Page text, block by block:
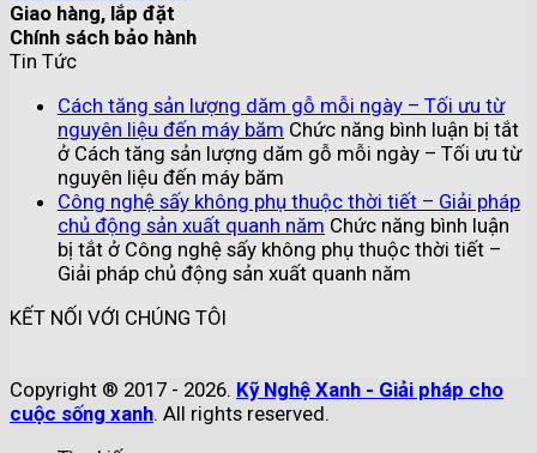
Giao hàng, lắp đặt
Chính sách bảo hành
Tin Tức
Cách tăng sản lượng dăm gỗ mỗi ngày – Tối ưu từ
nguyên liệu đến máy băm Chức năng bình luận bị tắt
ở Cách tăng sản lượng dăm gỗ mỗi ngày – Tối ưu từ
nguyên liệu đến máy băm
Công nghệ sấy không phụ thuộc thời tiết – Giải pháp
chủ động sản xuất quanh năm Chức năng bình luận
bị tắt ở Công nghệ sấy không phụ thuộc thời tiết –
Giải pháp chủ động sản xuất quanh năm
KẾT NỐI VỚI CHÚNG TÔI
Copyright ® 2017 - 2026. Kỹ Nghệ Xanh - Giải pháp cho
cuộc sống xanh. All rights reserved.